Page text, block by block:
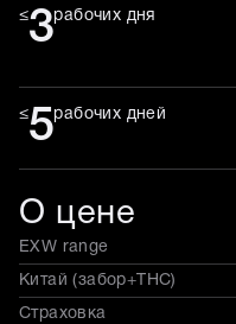
≤3рабочих дня
≤5рабочих дней
О цене
EXW range
Китай (забор+THC)
Страховка